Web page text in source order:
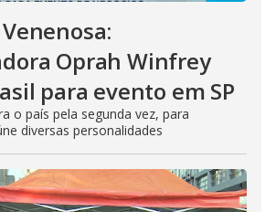
Oprah Winfrey
para evento em SP
o país pela segunda vez, para
diversas personalidades